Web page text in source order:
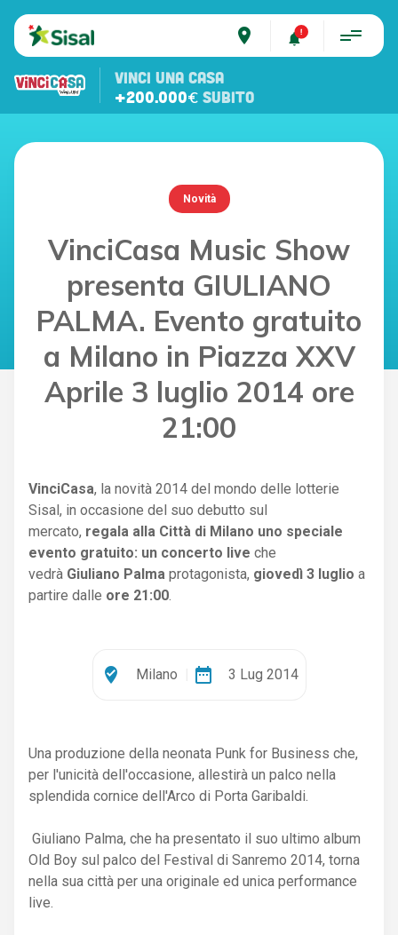
place
VINCI UNA CASA
+200.000€ SUBITO
Novità
VinciCasa Music Show
presenta GIULIANO
PALMA. Evento gratuito
a Milano in Piazza XXV
Aprile 3 luglio 2014 ore
21:00
VinciCasa, la novità 2014 del mondo delle lotterie
Sisal, in occasione del suo debutto sul
mercato, regala alla Città di Milano uno speciale
evento gratuito: un concerto live che
vedrà Giuliano Palma protagonista, giovedì 3 luglio a
partire dalle ore 21:00.
where_to_vote Milano date_range 3 Lug 2014
Una produzione della neonata Punk for Business che,
per l'unicità dell'occasione, allestirà un palco nella
splendida cornice dell'Arco di Porta Garibaldi.
Giuliano Palma, che ha presentato il suo ultimo album
Old Boy sul palco del Festival di Sanremo 2014, torna
nella sua città per una originale ed unica performance
live.